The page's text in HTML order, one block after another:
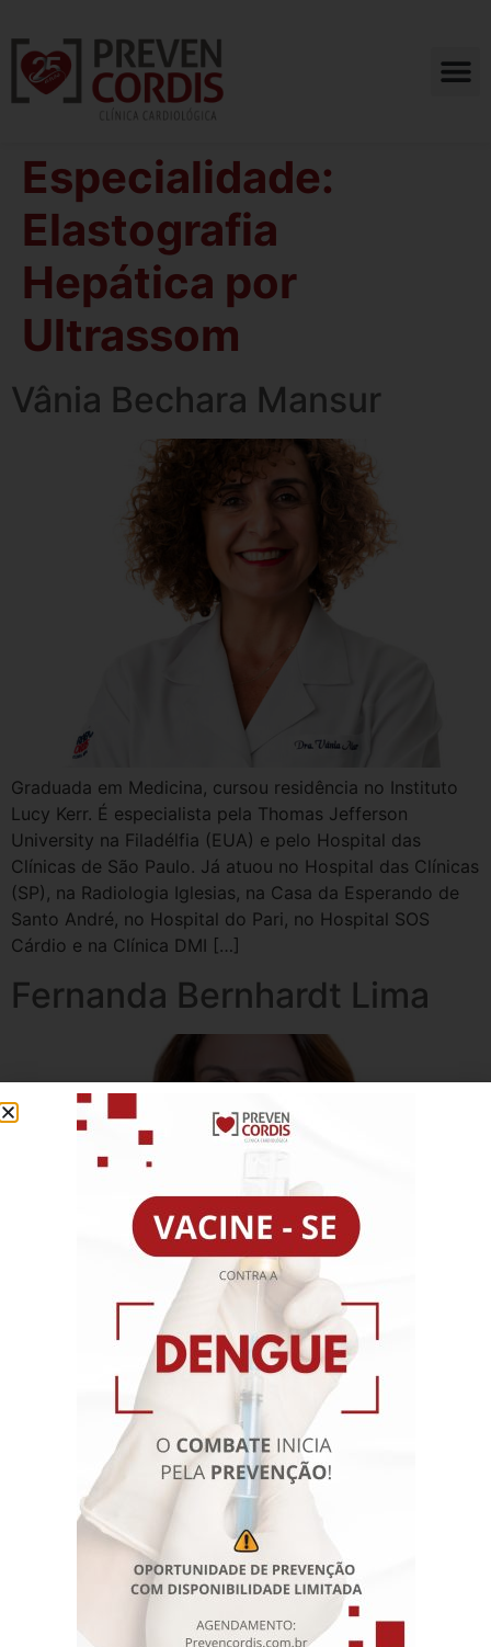
Especialidade:
Elastografia
Hepática por
Ultrassom
Vânia Bechara Mansur
Graduada em Medicina, cursou residência no Instituto
Lucy Kerr. É especialista pela Thomas Jefferson
University na Filadélfia (EUA) e pelo Hospital das
Clínicas de São Paulo. Já atuou no Hospital das Clínicas
(SP), na Radiologia Iglesias, na Casa da Esperando de
Santo André, no Hospital do Pari, no Hospital SOS
Cárdio e na Clínica DMI […]
Fernanda Bernhardt Lima
Graduada em Medicina pela Universidade Federal de
Santa Catarina, cursou residência em Radiologia:
Serviço de Diagnóstico por Imagem no Hospital
Heliópolis e em Radiologia: Ultrassonografia, Doppler
Vascular, Tomografia Computadorizada e Ressonância
Magnética Também possui título de Especialista em
Diagnóstico por Imagem pelo Colégio Brasileiro de
Radiologia. Desde 2018, é Diretora Técnica da Clínica
Prevencordis. Além […]